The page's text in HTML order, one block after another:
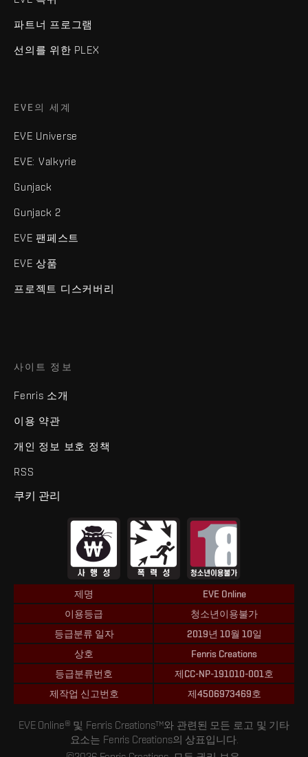
파트너 프로그램
선의를 위한 PLEX
EVE의 세계
EVE Universe
EVE: Valkyrie
Gunjack
Gunjack 2
EVE 팬페스트
EVE 상품
프로젝트 디스커버리
사이트 정보
Fenris 소개
이용 약관
개인 정보 보호 정책
RSS
쿠키 관리
제명
EVE Online
이용등급
청소년이용불가
등급분류 일자
2019년 10월 10일
상호
Fenris Creations
등급분류번호
제CC-NP-191010-001호
제작업 신고번호
제4506973469호
EVE Online® 및 Fenris Creations™와 관련된 모든 로고 및 기타
요소는 Fenris Creations의 상표입니다.